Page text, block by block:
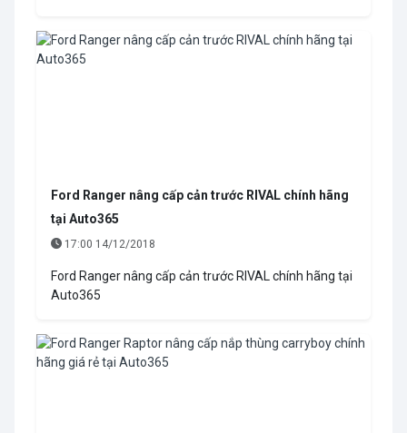
Ford Ranger nâng cấp cản trước RIVAL chính hãng
tại Auto365
17:00 14/12/2018
Ford Ranger nâng cấp cản trước RIVAL chính hãng tại
Auto365